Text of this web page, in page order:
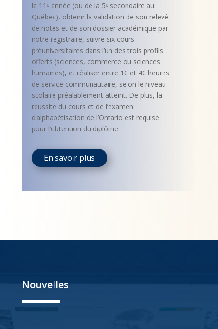
la 11ᵉ année (ou de la 5ᵉ secondaire au
Québec), obtenir la validation de son relevé
de notes et de son dossier académique par
notre registraire, suivre six cours
préuniversitaires dans l’un des trois profils
offerts (sciences, commerce ou sciences
humaines), et réaliser entre 10 et 40 heures
de service communautaire, selon le niveau
scolaire préalablement atteint. De plus, la
réussite du cours et de l’examen
d’alphabétisation de l’Ontario est requise
pour l’obtention du diplôme.
En savoir plus
Nouvelles